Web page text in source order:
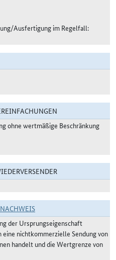
Ausfertigung im Regelfall:
ohne wertmäßige Beschränkung
der Ursprungseigenschaft
eine nichtkommerzielle Sendung von
handelt und die Wertgrenze von